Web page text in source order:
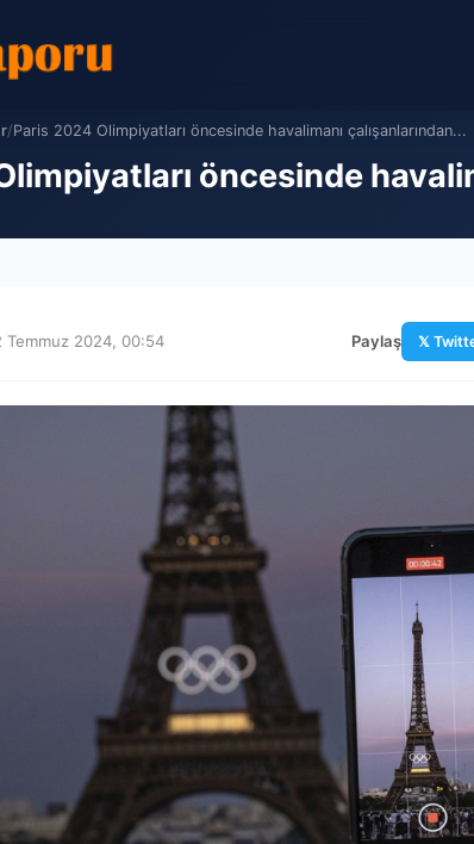
/Paris 2024 Olimpiyatları öncesinde havalimanı çalışanlarından...
öncesinde
Temmuz 2024, 00:54 Paylaş 𝕏